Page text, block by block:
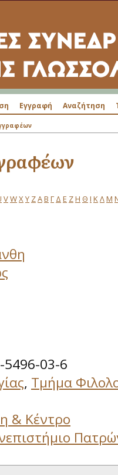
Εγγραφή Αναζήτηση
VWXY ZΑΒ Γ Δ Ε ΖΗ Θ Ι ΚΛΜ
5496-03-6
, Τμήμα
& Κέντρο